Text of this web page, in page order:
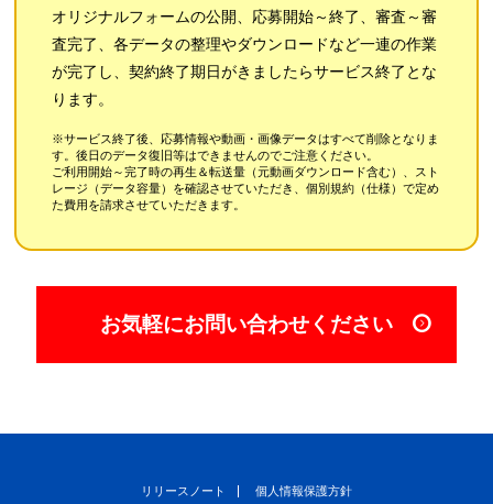
オリジナルフォームの公開、応募開始～終了、審査～審
査完了、各データの整理やダウンロードなど一連の作業
が完了し、契約終了期日がきましたらサービス終了とな
ります。
※サービス終了後、応募情報や動画・画像データはすべて削除となりま
す。後日のデータ復旧等はできませんのでご注意ください。
ご利用開始～完了時の再生＆転送量（元動画ダウンロード含む）、スト
レージ（データ容量）を確認させていただき、個別規約（仕様）で定め
た費用を請求させていただきます。
お気軽にお問い合わせください
リリースノート 個人情報保護方針